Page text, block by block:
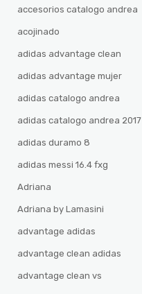
accesorios catalogo andrea
acojinado
adidas advantage clean
adidas advantage mujer
adidas catalogo andrea
adidas catalogo andrea 2017
adidas duramo 8
adidas messi 16.4 fxg
Adriana
Adriana by Lamasini
advantage adidas
advantage clean adidas
advantage clean vs